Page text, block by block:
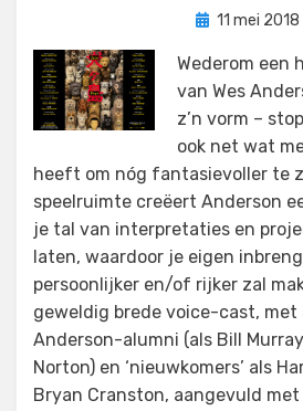
door
Geplaatst
11 mei 2018
Wederom een
van Wes
z’n vorm –
ook net wat
heeft om nóg fantasievoller te
speelruimte creëert Anderson
je tal van interpretaties en
laten, waardoor je eigen
persoonlijker en/of rijker zal
geweldig brede voice-cast,
Anderson-alumni (als Bill
Norton) en ‘nieuwkomers’ als
Bryan Cranston, aangevuld